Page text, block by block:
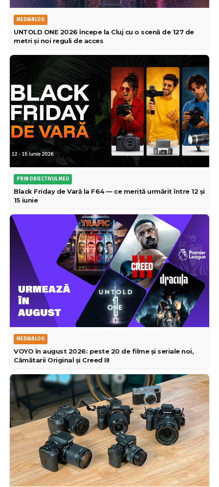
MEDIABLOG
UNTOLD ONE 2026 începe la Cluj cu o scenă de 127 de
metri și noi reguli de acces
PRIN OBIECTIVUL MEU
Black Friday de Vară la F64 — ce merită urmărit între 12 și
15 iunie
MEDIABLOG
VOYO în august 2026: peste 20 de filme și seriale noi,
Cămătarii Original și Creed III